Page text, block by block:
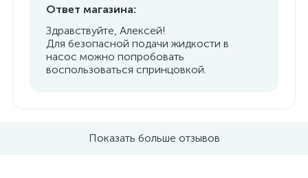
Ответ магазина:
Здравствуйте, Алексей!
Для безопасной подачи жидкости в
насос можно попробовать
воспользоваться спринцовкой.
Показать больше отзывов